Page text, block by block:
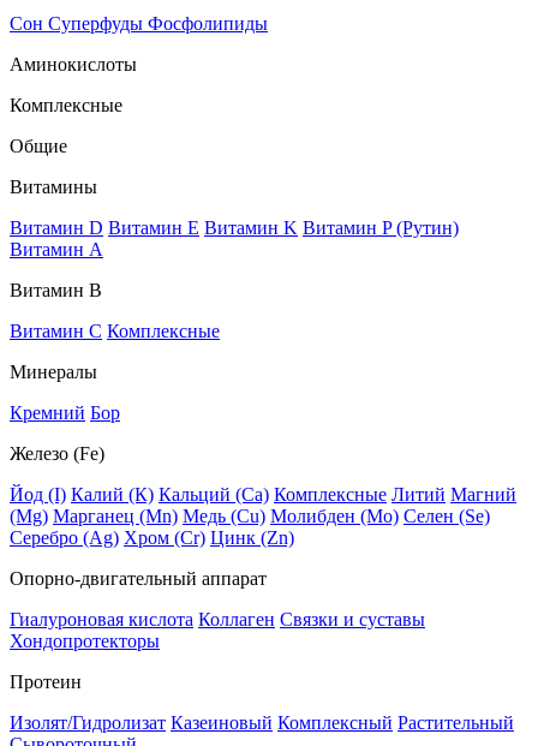
Сон Суперфуды Фосфолипиды
Аминокислоты
Комплексные
Общие
Витамины
Витамин D Витамин E Витамин K Витамин P (Рутин)
Витамин А
Витамин В
Витамин C Комплексные
Минералы
Кремний Бор
Железо (Fe)
Йод (I) Калий (К) Кальций (Са) Комплексные Литий Магний
(Mg) Марганец (Mn) Медь (Сu) Молибден (Мо) Селен (Se)
Серебро (Ag) Хром (Cr) Цинк (Zn)
Опорно-двигательный аппарат
Гиалуроновая кислота Коллаген Связки и суставы
Хондопротекторы
Протеин
Изолят/Гидролизат Казеиновый Комплексный Растительный